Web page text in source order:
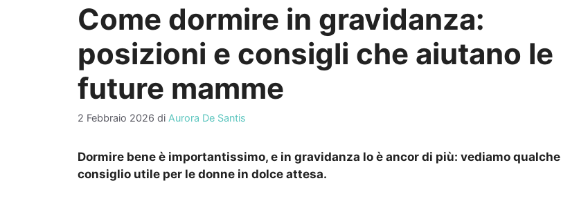
Come dormire in gravidanza:
posizioni e consigli che aiutano le
future mamme
2 Febbraio 2026 di Aurora De Santis
Dormire bene è importantissimo, e in gravidanza lo è ancor di più: vediamo qualche
consiglio utile per le donne in dolce attesa.